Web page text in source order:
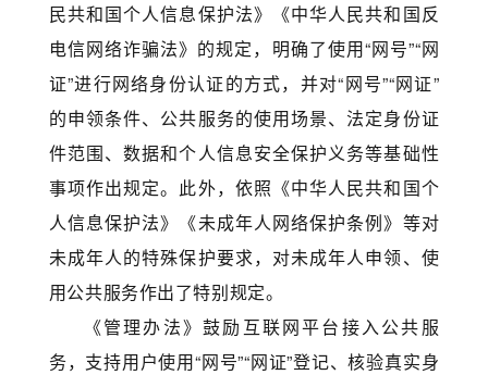
民共和国个人信息保护法》《中华人民共和国反
电信网络诈骗法》的规定，明确了使用“网号”“网
证”进行网络身份认证的方式，并对“网号”“网证”
的申领条件、公共服务的使用场景、法定身份证
件范围、数据和个人信息安全保护义务等基础性
事项作出规定。此外，依照《中华人民共和国个
人信息保护法》《未成年人网络保护条例》等对
未成年人的特殊保护要求，对未成年人申领、使
用公共服务作出了特别规定。
《管理办法》鼓励互联网平台接入公共服
务，支持用户使用“网号”“网证”登记、核验真实身